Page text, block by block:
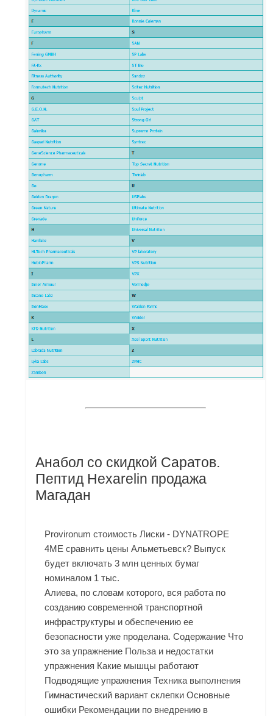
Анабол со скидкой Саратов.
Пептид Hexarelin продажа
Магадан
Provironum стоимость Лиски - DYNATROPE
4ME сравнить цены Альметьевск? Выпуск
будет включать 3 млн ценных бумаг
номиналом 1 тыс.
Алиева, по словам которого, вся работа по
созданию современной транспортной
инфраструктуры и обеспечению ее
безопасности уже проделана. Содержание Что
это за упражнение Польза и недостатки
упражнения Какие мышцы работают
Подводящие упражнения Техника выполнения
Гимнастический вариант склепки Основные
ошибки Рекомендации по внедрению в